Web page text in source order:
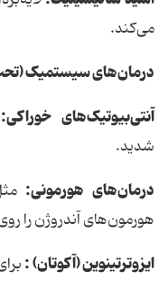
می‌کند.
درمان‌های سیستمیک
آنتی‌بیوتیک‌های خوراکی:
شدید.
درمان‌های هورمونی:
هورمون‌های آندروژن را
ایزوترتینوین (آکوتان) :